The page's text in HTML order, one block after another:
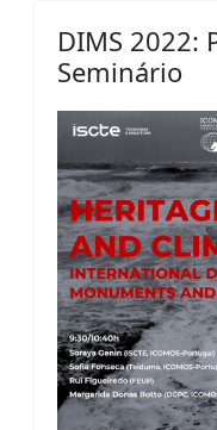
DIMS 2022:
Seminário